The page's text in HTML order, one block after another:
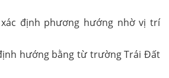
định phương hướng nhờ vị trí
hướng bằng từ trường Trái Đất